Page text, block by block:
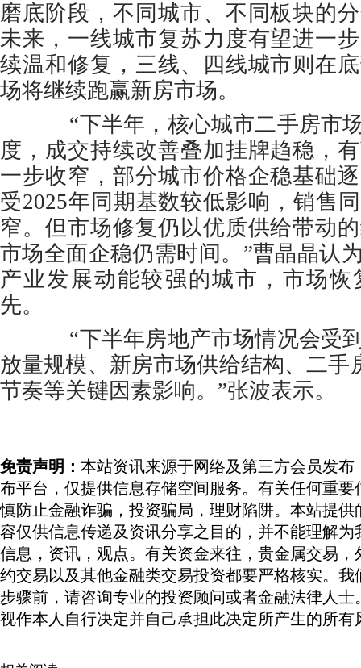
磨底阶段，不同城市、不同板块的
未来，一线城市复苏力度有望进一
续温和修复，三线、四线城市则在
场将继续跑赢新房市场。
“下半年，核心城市二手房市
度，成交持续改善叠加挂牌趋稳，
一步收窄，部分城市价格企稳基础
受2025年同期基数较低影响，销售
窄。但市场修复仍以优质供给带动
市场全面企稳仍需时间。”曹晶晶认
产业发展动能较强的城市，市场
先。
“下半年房地产市场情况会受
放量规模、新房市场供给结构、二手
节奏等关键因素影响。”张波表示。
免责声明： 本站资讯来源于网络及第三方会员发
布平台，仅提供信息存储空间服务。有关任何重
慎防止金融诈骗，投资骗局，理财陷阱。本站提
容仅供信息传递及资讯分享之目的，并不能理解
信息，资讯，观点。有关资金来往，贵金属交易
约交易以及其他金融类交易投资都要严格核实。
步骤前，请咨询专业的投资顾问或者金融法律人
视作本人自行决定并自己承担此决定所产生的所有